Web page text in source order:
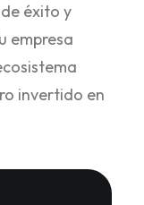
éxito y
empresa
invertido en